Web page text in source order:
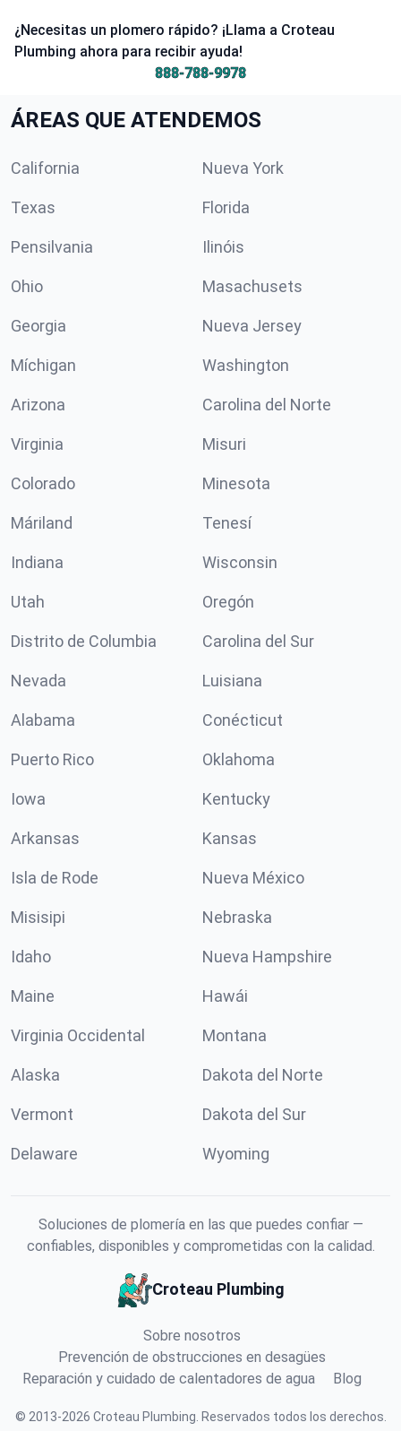
¿Necesitas un plomero rápido? ¡Llama a Croteau
Plumbing ahora para recibir ayuda!
888-788-9978
ÁREAS QUE ATENDEMOS
California Nueva York
Texas Florida
Pensilvania Ilinóis
Ohio Masachusets
Georgia Nueva Jersey
Míchigan Washington
Arizona Carolina del Norte
Virginia Misuri
Colorado Minesota
Máriland Tenesí
Indiana Wisconsin
Utah Oregón
Distrito de Columbia Carolina del Sur
Nevada Luisiana
Alabama Conécticut
Puerto Rico Oklahoma
Iowa Kentucky
Arkansas Kansas
Isla de Rode Nueva México
Misisipi Nebraska
Idaho Nueva Hampshire
Maine Hawái
Virginia Occidental Montana
Alaska Dakota del Norte
Vermont Dakota del Sur
Delaware Wyoming
Soluciones de plomería en las que puedes confiar —
confiables, disponibles y comprometidas con la calidad.
Croteau Plumbing
Sobre nosotros
Prevención de obstrucciones en desagües
Reparación y cuidado de calentadores de agua
Blog
© 2013-2026 Croteau Plumbing Reservados todos los derechos.